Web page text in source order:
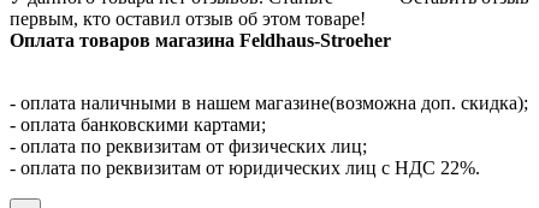
первым, кто оставил отзыв об этом товаре!
Оплата товаров магазина Feldhaus-Stroeher
- оплата наличными в нашем магазине(возможна доп. скидка);
- оплата банковскими картами;
- оплата по реквизитам от физических лиц;
- оплата по реквизитам от юридических лиц с НДС 22%.